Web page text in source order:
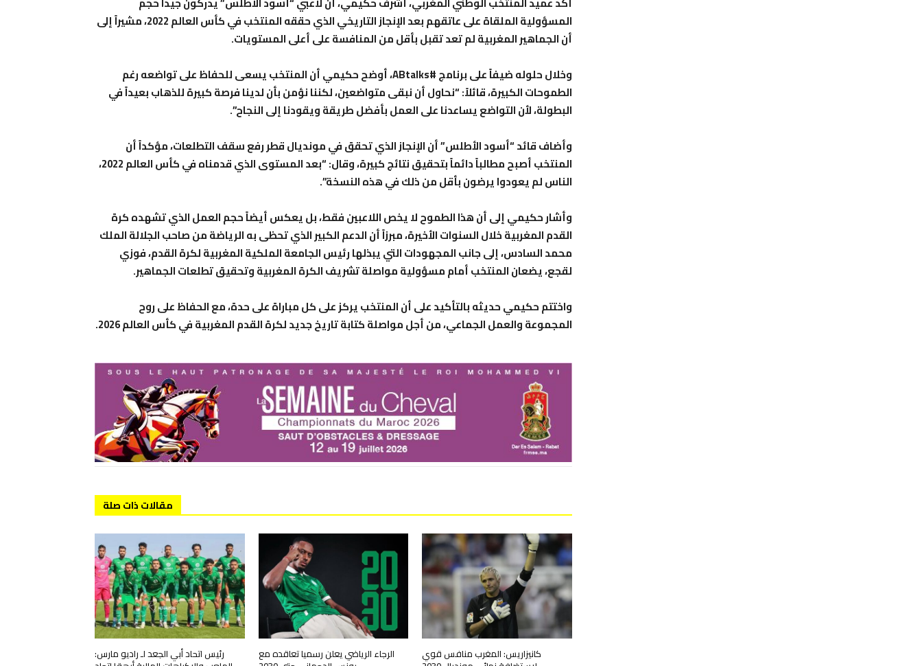
المسؤولية الملقاة على عاتقهم بعد الإنجاز التاريخي الذي حققه المنتخب في كأس العالم 2022، مشيراً إلى
أن الجماهير المغربية لم تعد تقبل بأقل من المنافسة على أعلى المستويات.
وخلال حلوله ضيفاً على برنامج #ABtalks، أوضح حكيمي أن المنتخب يسعى للحفاظ على تواضعه رغم
الطموحات الكبيرة، قائلاً: “نحاول أن نبقى متواضعين، لكننا نؤمن بأن لدينا فرصة كبيرة للذهاب بعيداً في
البطولة، لأن التواضع يساعدنا على العمل بأفضل طريقة ويقودنا إلى النجاح”.
وأضاف قائد “أسود الأطلس” أن الإنجاز الذي تحقق في مونديال قطر رفع سقف التطلعات، مؤكداً أن
المنتخب أصبح مطالباً دائماً بتحقيق نتائج كبيرة، وقال: “بعد المستوى الذي قدمناه في كأس العالم 2022،
الناس لم يعودوا يرضون بأقل من ذلك في هذه النسخة”.
وأشار حكيمي إلى أن هذا الطموح لا يخص اللاعبين فقط، بل يعكس أيضاً حجم العمل الذي تشهده كرة
القدم المغربية خلال السنوات الأخيرة، مبرزاً أن الدعم الكبير الذي تحظى به الرياضة من صاحب الجلالة الملك
محمد السادس، إلى جانب المجهودات التي يبذلها رئيس الجامعة الملكية المغربية لكرة القدم، فوزي
لقجع، يضعان المنتخب أمام مسؤولية مواصلة تشريف الكرة المغربية وتحقيق تطلعات الجماهير.
واختتم حكيمي حديثه بالتأكيد على أن المنتخب يركز على كل مباراة على حدة، مع الحفاظ على روح
المجموعة والعمل الجماعي، من أجل مواصلة كتابة تاريخ جديد لكرة القدم المغربية في كأس العالم 2026.
مقالات ذات صلة
كانيزاريس: المغرب منافس قوي الرجاء الرياضي يعلن رسميا تعاقده مع رئيس اتحاد أبي الجعد لـ راديو مارس: